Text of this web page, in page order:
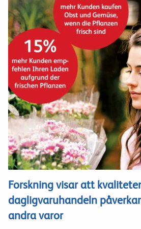
Forskning visar att
dagligvaruhandeln
andra varor